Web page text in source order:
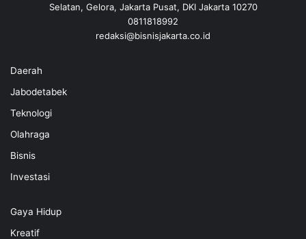
Selatan, Gelora, Jakarta Pusat, DKI Jakarta 10270
0811818992
redaksi@bisnisjakarta.co.id
Daerah
Jabodetabek
Teknologi
Olahraga
Bisnis
Investasi
Gaya Hidup
Kreatif